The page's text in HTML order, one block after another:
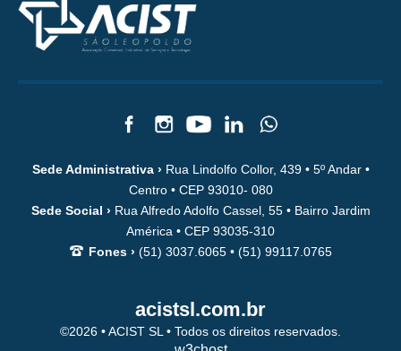
Sede Administrativa › Rua Lindolfo Collor, 439 • 5º Andar •
Centro • CEP 93010- 080
Sede Social › Rua Alfredo Adolfo Cassel, 55 • Bairro Jardim
América • CEP 93035-310
Fones › (51) 3037.6065 • (51) 99117.0765
acistsl.com.br
©2026 • ACIST SL • Todos os direitos reservados.